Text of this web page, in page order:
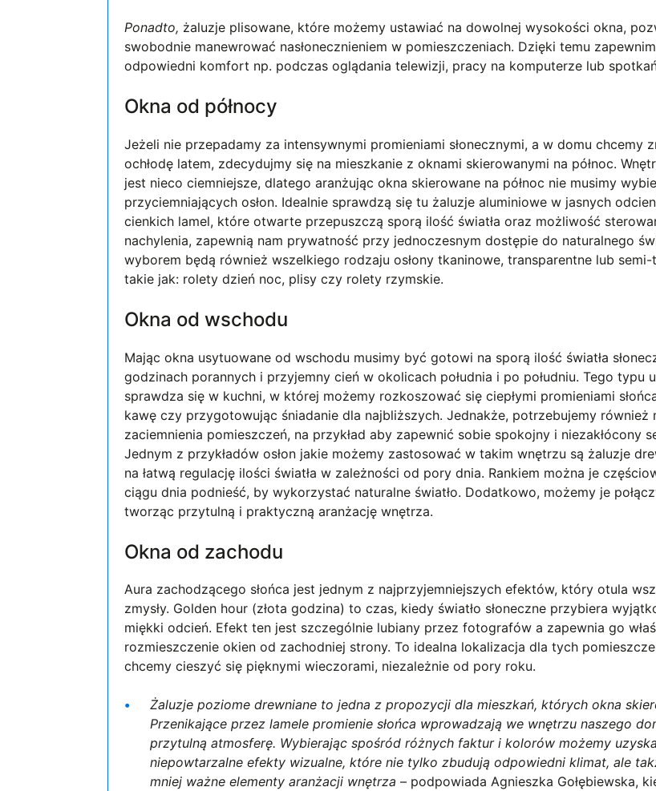
Ponadto, żaluzje plisowane, które możemy ustawiać na dowolnej wysokości okna,
swobodnie manewrować nasłonecznieniem w pomieszczeniach. Dzięki temu
odpowiedni komfort np. podczas oglądania telewizji, pracy na komputerze lub
Okna od północy
Jeżeli nie przepadamy za intensywnymi promieniami słonecznymi, a w domu chcemy
ochłodę latem, zdecydujmy się na mieszkanie z oknami skierowanymi na północ.
jest nieco ciemniejsze, dlatego aranżując okna skierowane na północ nie musimy
przyciemniających osłon. Idealnie sprawdzą się tu żaluzje aluminiowe w jasnych
cienkich lamel, które otwarte przepuszczą sporą ilość światła oraz możliwość
nachylenia, zapewnią nam prywatność przy jednoczesnym dostępie do naturalnego
wyborem będą również wszelkiego rodzaju osłony tkaninowe, transparentne lub semi-
takie jak: rolety dzień noc, plisy czy rolety rzymskie.
Okna od wschodu
Mając okna usytuowane od wschodu musimy być gotowi na sporą ilość światła
godzinach porannych i przyjemny cień w okolicach południa i po południu. Tego typu
sprawdza się w kuchni, w której możemy rozkoszować się ciepłymi promieniami
kawę czy przygotowując śniadanie dla najbliższych. Jednakże, potrzebujemy również
zaciemnienia pomieszczeń, na przykład aby zapewnić sobie spokojny i niezakłócony
Jednym z przykładów osłon jakie możemy zastosować w takim wnętrzu są żaluzje
na łatwą regulację ilości światła w zależności od pory dnia. Rankiem można je
ciągu dnia podnieść, by wykorzystać naturalne światło. Dodatkowo, możemy je
tworząc przytulną i praktyczną aranżację wnętrza.
Okna od zachodu
Aura zachodzącego słońca jest jednym z najprzyjemniejszych efektów, który otula
zmysły. Golden hour (złota godzina) to czas, kiedy światło słoneczne przybiera
miękki odcień. Efekt ten jest szczególnie lubiany przez fotografów a zapewnia go
rozmieszczenie okien od zachodniej strony. To idealna lokalizacja dla tych
chcemy cieszyć się pięknymi wieczorami, niezależnie od pory roku.
Żaluzje poziome drewniane to jedna z propozycji dla mieszkań, których okna
Przenikające przez lamele promienie słońca wprowadzają we wnętrzu naszego
przytulną atmosferę. Wybierając spośród różnych faktur i kolorów możemy
niepowtarzalne efekty wizualne, które nie tylko zbudują odpowiedni klimat, ale
mniej ważne elementy aranżacji wnętrza – podpowiada Agnieszka Gołębiewska,